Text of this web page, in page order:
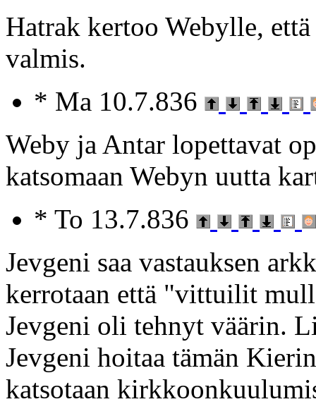
Hatrak kertoo Webylle,
valmis.
* Ma 10.7.836
Weby ja Antar lopettavat
katsomaan Webyn uutta
* To 13.7.836
Jevgeni saa vastauksen
kerrotaan että "vittuilit
Jevgeni oli tehnyt väärin.
Jevgeni hoitaa tämän
katsotaan